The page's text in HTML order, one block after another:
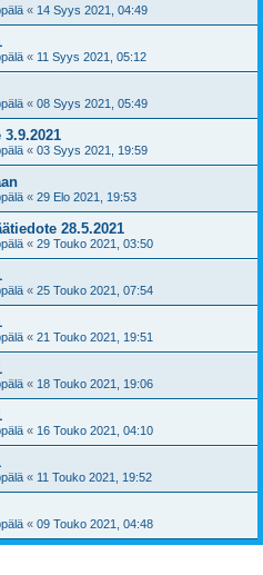
« 14 Syys 2021, 04:49
« 11 Syys 2021, 05:12
« 08 Syys 2021, 05:49
« 03 Syys 2021, 19:59
« 29 Elo 2021, 19:53
28.5.2021
« 29 Touko 2021, 03:50
« 25 Touko 2021, 07:54
« 21 Touko 2021, 19:51
« 18 Touko 2021, 19:06
« 16 Touko 2021, 04:10
« 11 Touko 2021, 19:52
« 09 Touko 2021, 04:48